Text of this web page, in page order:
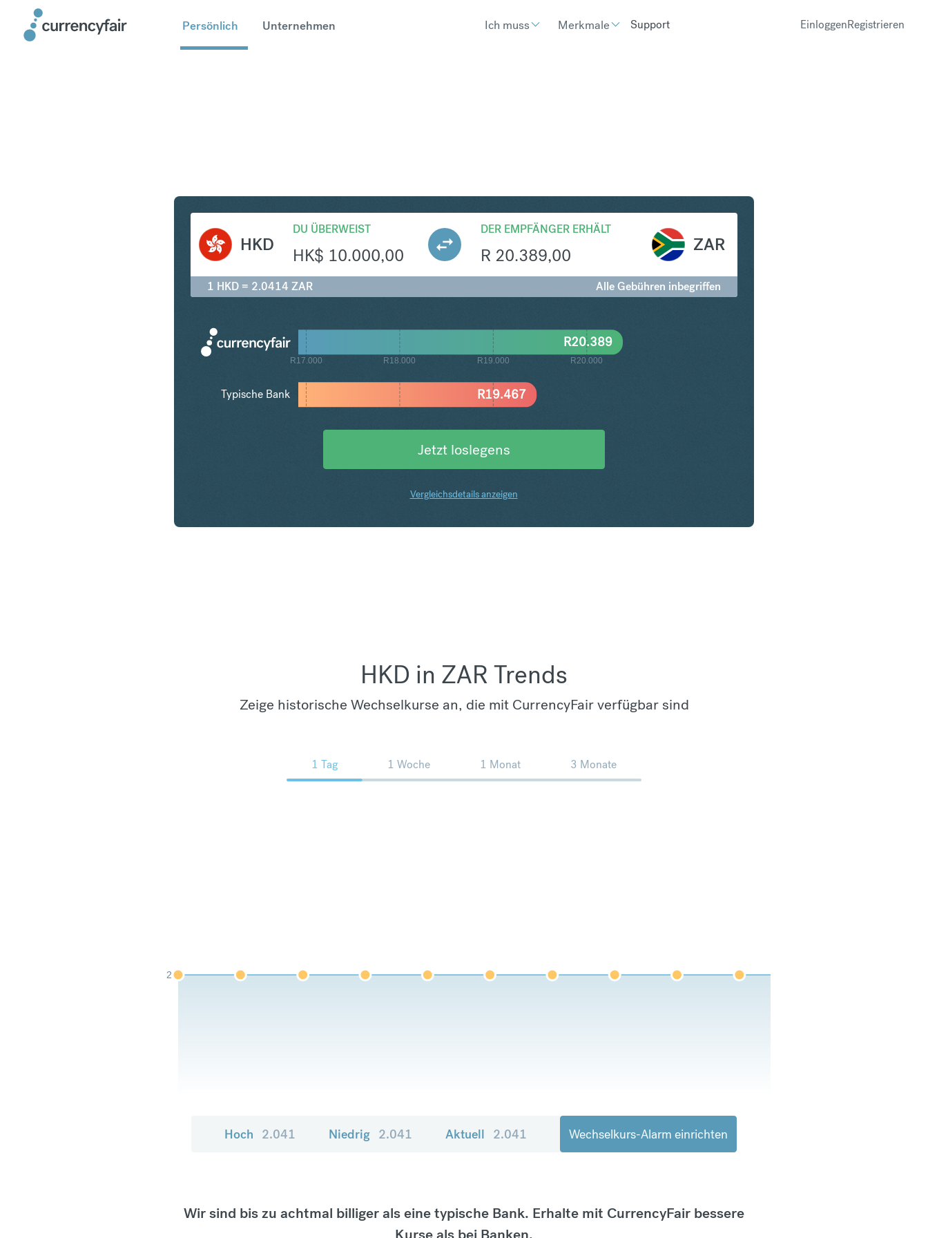
Persönlich Unternehmen Ich muss Merkmale Support EinloggenRegistrieren
HKD
DU ÜBERWEIST
HK$ 10.000,00
DER EMPFÄNGER ERHÄLT
R 20.389,00
ZAR
1 HKD = 2.0414 ZAR Alle Gebühren inbegriffen
R17.000 R18.000 R19.000 R20.000
R19.467
R20.389
Typische Bank
Jetzt loslegens
Vergleichsdetails anzeigen
HKD in ZAR Trends
Zeige historische Wechselkurse an, die mit CurrencyFair verfügbar sind
1 Tag 1 Woche 1 Monat 3 Monate
2
Hoch 2.041 Niedrig 2.041 Aktuell 2.041 Wechselkurs-Alarm einrichten
Wir sind bis zu achtmal billiger als eine typische Bank. Erhalte mit CurrencyFair bessere
Kurse als bei Banken.